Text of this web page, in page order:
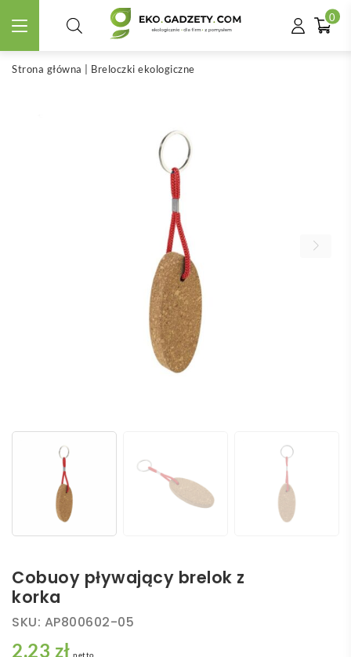
0
Strona główna Breloczki ekologiczne
Cobuoy pływający brelok z
korka
SKU: AP800602-05
2,23 zł netto